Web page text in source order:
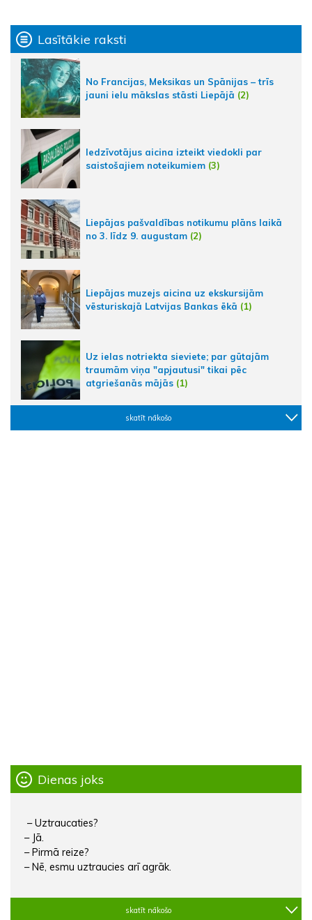
Lasītākie raksti
No Francijas, Meksikas un Spānijas – trīs
jauni ielu mākslas stāsti Liepājā (2)
Iedzīvotājus aicina izteikt viedokli par
saistošajiem noteikumiem (3)
Liepājas pašvaldības notikumu plāns laikā
no 3. līdz 9. augustam (2)
Liepājas muzejs aicina uz ekskursijām
vēsturiskajā Latvijas Bankas ēkā (1)
Uz ielas notriekta sieviete; par gūtajām
traumām viņa "apjautusi" tikai pēc
atgriešanās mājās (1)
skatīt nākošo
Dienas joks
– Uztraucaties?
– Jā.
– Pirmā reize?
– Nē, esmu uztraucies arī agrāk.
skatīt nākošo